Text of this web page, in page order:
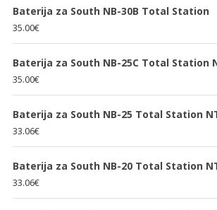
Baterija za South NB-30B Total Station
35.00€
Baterija za South NB-25C Total Station
35.00€
Baterija za South NB-25 Total Station
33.06€
Baterija za South NB-20 Total Station
33.06€